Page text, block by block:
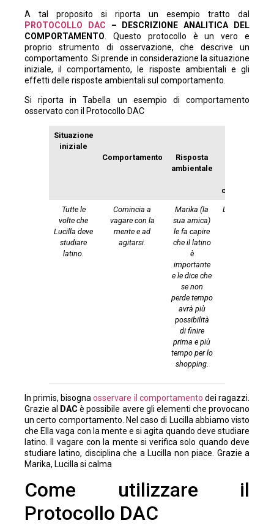
A tal proposito si riporta un esempio tratto dal
PROTOCOLLO DAC – DESCRIZIONE ANALITICA DEL
COMPORTAMENTO . Questo protocollo è un vero e
proprio strumento di osservazione, che descrive un
comportamento. Si prende in considerazione la situazione
iniziale, il comportamento, le risposte ambientali e gli
effetti delle risposte ambientali sul comportamento.
Si riporta in Tabella un esempio di comportamento
osservato con il Protocollo DAC
Situazione
iniziale
Comportamento
Risposta
ambientale
Tutte le
volte che
Lucilla deve
studiare
latino.
Comincia a
vagare con la
mente e ad
agitarsi.
Marika (la
sua amica)
le fa capire
che il latino
è
importante
e le dice che
se non
perde tempo
avrà più
possibilità
di finire
prima e più
tempo per lo
shopping.
Lucilla si
In primis, bisognaosservare il comportamento dei ragazzi.
Grazie al
DAC è possibile avere gli elementi che provocano
un certo comportamento. Nel caso di Lucilla abbiamo visto
che Ella vaga con la mente e si agita quando deve studiare
latino. Il vagare con la mente si verifica solo quando deve
studiare latino, disciplina che a Lucilla non piace. Grazie a
Marika, Lucilla si calma
Come utilizzare il
Protocollo DAC